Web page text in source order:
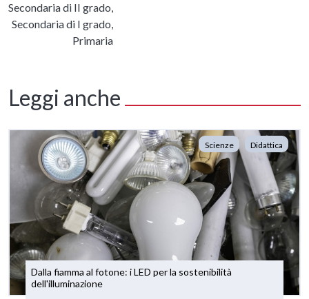
Secondaria di II grado,
Secondaria di I grado,
Primaria
Leggi anche
Scienze Didattica
Dalla fiamma al fotone: i LED per la sostenibilità
dell'illuminazione